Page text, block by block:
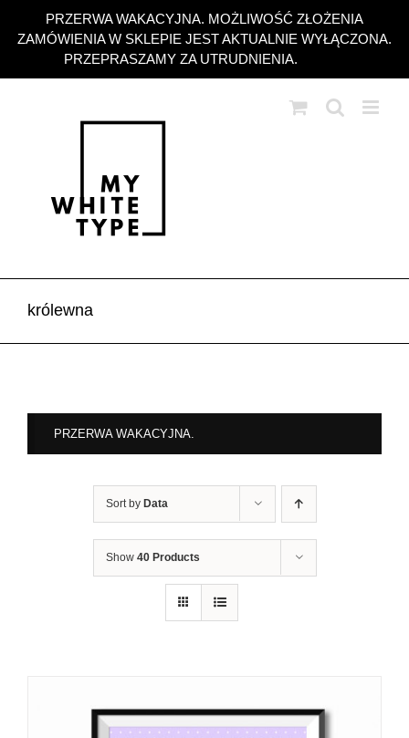
PRZERWA WAKACYJNA. MOŻLIWOŚĆ ZŁOŻENIA
ZAMÓWIENIA W SKLEPIE JEST AKTUALNIE WYŁĄCZONA.
PRZEPRASZAMY ZA UTRUDNIENIA.
zawartości
królewna
PRZERWA WAKACYJNA.
Sort by Data
Show 40 Products